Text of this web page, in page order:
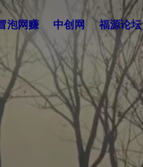
泡网赚 中创网 福源论坛